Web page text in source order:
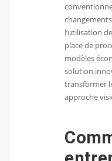
l’utilisation
place de
modèles
solution
transformer
approche